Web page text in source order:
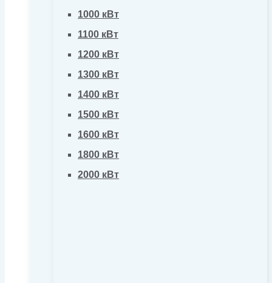
1000 кВт
1100 кВт
1200 кВт
1300 кВт
1400 кВт
1500 кВт
1600 кВт
1800 кВт
2000 кВт